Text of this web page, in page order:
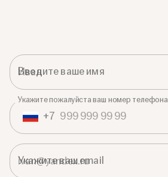
Введите ваше имя
Укажите пожалуйста ваш номер телефона
+7
Укажите ваш email